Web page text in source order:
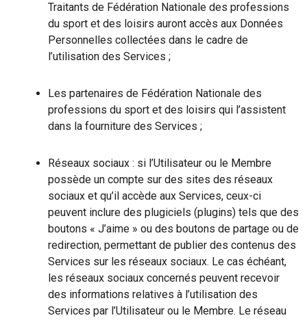
Traitants de Fédération Nationale des professions
du sport et des loisirs auront accès aux Données
Personnelles collectées dans le cadre de
l’utilisation des Services ;
Les partenaires de Fédération Nationale des
professions du sport et des loisirs qui l’assistent
dans la fourniture des Services ;
Réseaux sociaux : si l’Utilisateur ou le Membre
possède un compte sur des sites des réseaux
sociaux et qu’il accède aux Services, ceux-ci
peuvent inclure des plugiciels (plugins) tels que des
boutons « J’aime » ou des boutons de partage ou de
redirection, permettant de publier des contenus des
Services sur les réseaux sociaux. Le cas échéant,
les réseaux sociaux concernés peuvent recevoir
des informations relatives à l’utilisation des
Services par l’Utilisateur ou le Membre. Le réseau